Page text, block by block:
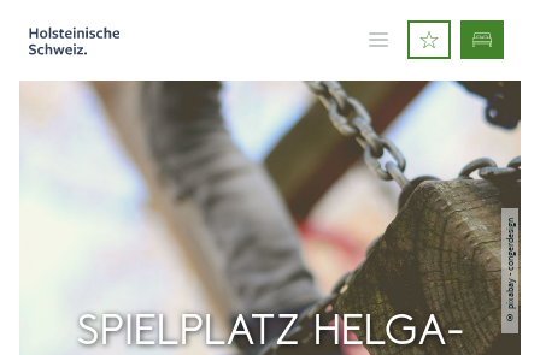
© pixabay - congerdesign
SPIELPLATZ HELGA-